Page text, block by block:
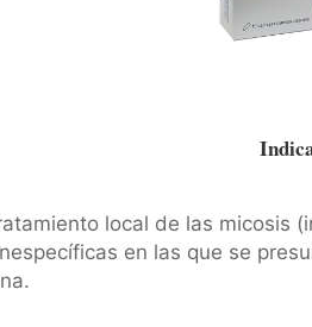
local de las micosis
en las que se